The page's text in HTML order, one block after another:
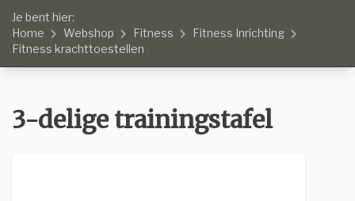
Je bent hier:
Home
Webshop Fitness
Fitness Inrichting
Fitness krachttoestellen
3-delige trainingstafel